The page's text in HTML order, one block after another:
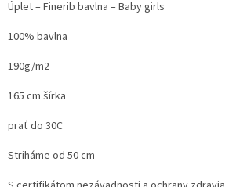
Úplet – Finerib bavlna – Baby girls
100% bavlna
190g/m2
165 cm šírka
prať do 30C
Striháme od 50 cm